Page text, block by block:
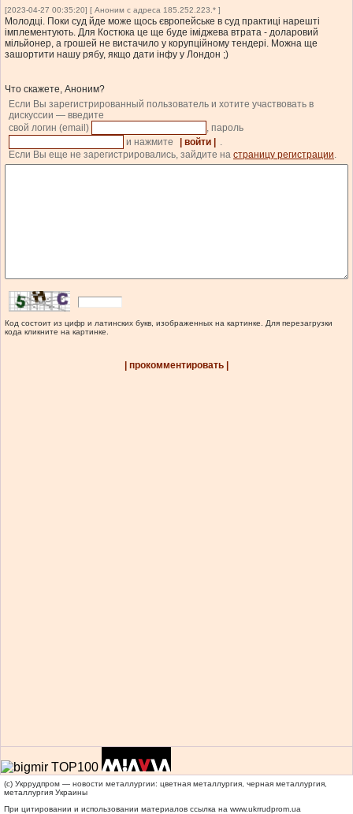
[2023-04-27 00:35:20] [ Аноним с адреса 185.252.223.* ]
Молодці. Поки суд йде може щось європейське в суд практиці нарешті
імплементують. Для Костюка це ще буде іміджева втрата - доларовий
мільйонер, а грошей не вистачило у корупційному тендері. Можна ще
зашортити нашу рябу, якщо дати інфу у Лондон ;)
Что скажете, Аноним?
Если Вы зарегистрированный пользователь и хотите участвовать в
дискуссии — введите
свой логин (email)
, пароль
и нажмите
| войти |
.
Если Вы еще не зарегистрировались, зайдите на страницу регистрации.
Код состоит из цифр и латинских букв, изображенных на картинке. Для перезагрузки
кода кликните на картинке.
| прокомментировать |
(c) Укррудпром — новости металлургии: цветная металлургия, черная металлургия,
металлургия Украины
При цитировании и использовании материалов ссылка на www.ukrrudprom.ua